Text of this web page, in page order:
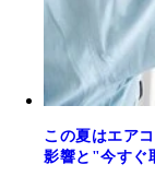
この夏はエア
影響と"今すぐ